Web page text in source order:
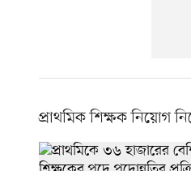
প্রাথমিক শিক্ষক নিয়োগ